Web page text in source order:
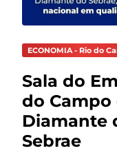
ECONOMIA - Rio do
Sala do
do Campo
Diamante
Sebrae